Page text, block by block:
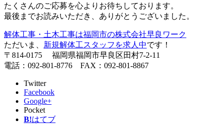
たくさんのご応募を心よりお待ちしております。
最後までお読みいただき、ありがとうございました。
解体工事・土木工事は福岡市の株式会社早良ワーク
ただいま、 新規解体工スタッフを求人中です！
〒814-0175 福岡県福岡市早良区田村7-2-11
電話：092-801-8776 FAX：092-801-8867
Twitter
Facebook
Google+
Pocket
B!はてブ